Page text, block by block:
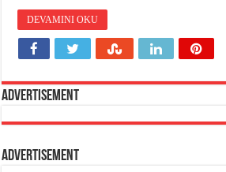
DEVAMINI OKU
Advertisement
Advertisement